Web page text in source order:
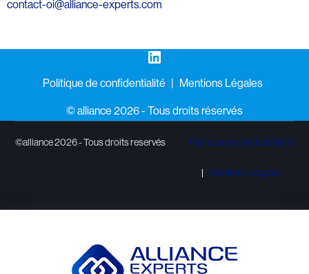
contact-oi@alliance-experts.com
LinkedIn
Politique de confidentialité
Mentions Légales
©️ alliance 2026 - Tous droits réservés
©alliance 2026 - Tous droits reservés Politique de confidentialité
Mentions Légales